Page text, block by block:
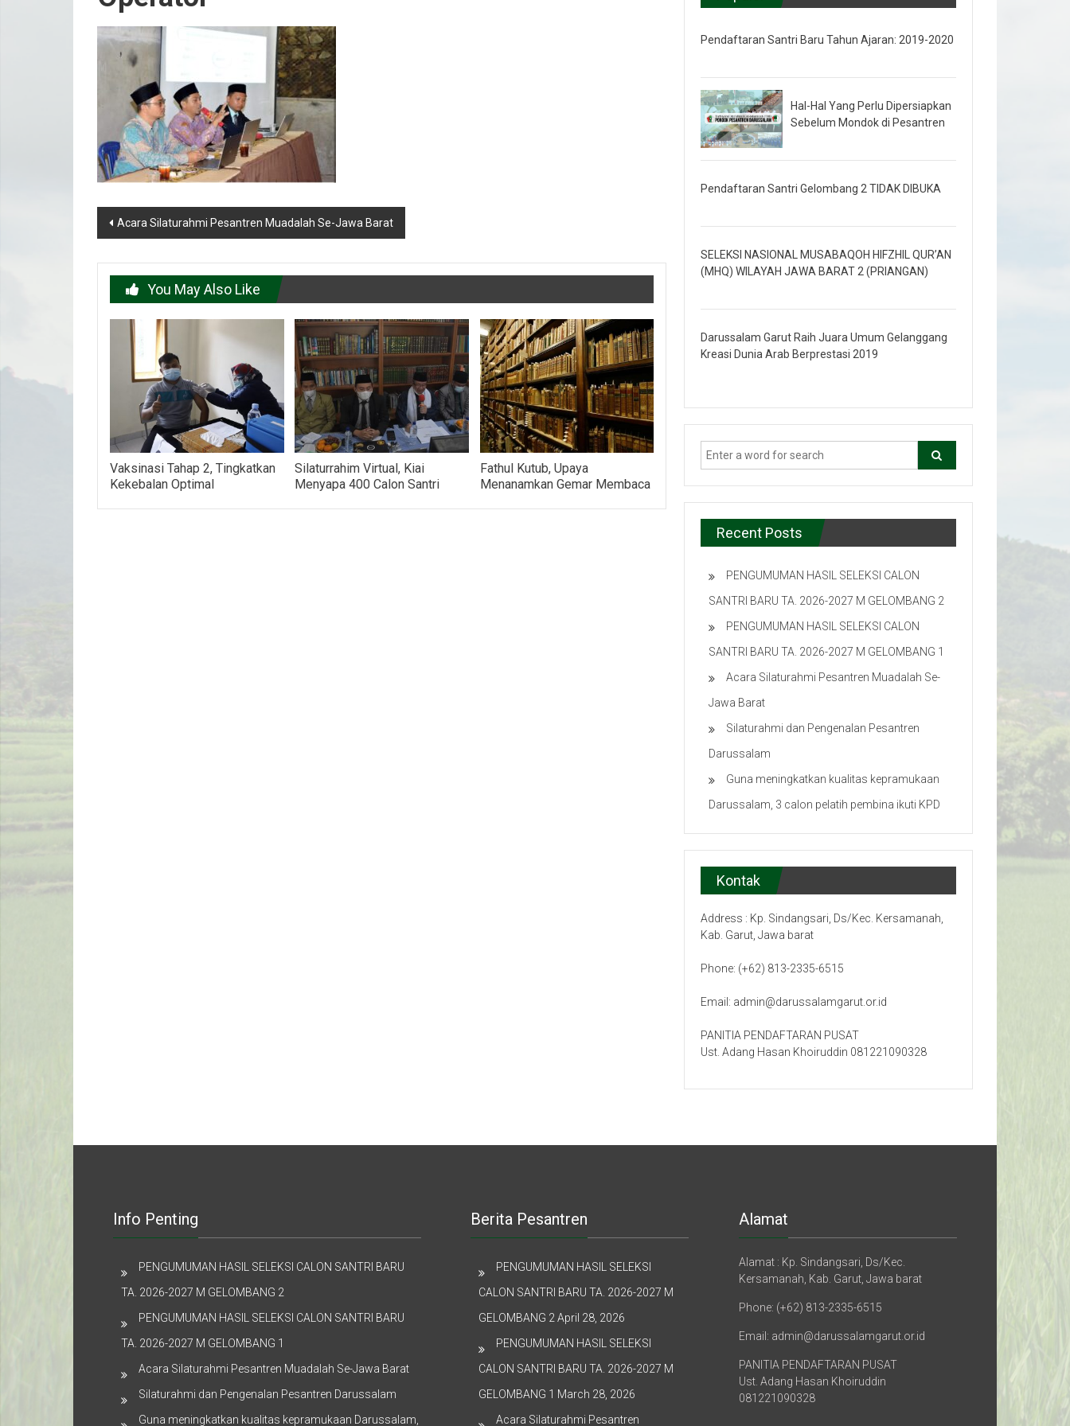
Post
Acara Silaturahmi Pesantren Muadalah Se-Jawa Barat
You May Also Like
Vaksinasi Tahap 2, Tingkatkan
Kekebalan Optimal
Silaturrahim Virtual, Kiai
Menyapa 400 Calon Santri
Fathul Kutub, Upaya
Menanamkan Gemar Membaca
Pendaftaran Santri Baru Tahun Ajaran: 2019-2020
Hal-Hal Yang Perlu Dipersiapkan
Sebelum Mondok di Pesantren
Pendaftaran Santri Gelombang 2 TIDAK DIBUKA
SELEKSI NASIONAL MUSABAQOH HIFZHIL QUR’AN
(MHQ) WILAYAH JAWA BARAT 2 (PRIANGAN)
Darussalam Garut Raih Juara Umum Gelanggang
Kreasi Dunia Arab Berprestasi 2019
Recent Posts
PENGUMUMAN HASIL SELEKSI CALON
SANTRI BARU TA. 2026-2027 M GELOMBANG 2
PENGUMUMAN HASIL SELEKSI CALON
SANTRI BARU TA. 2026-2027 M GELOMBANG 1
Acara Silaturahmi Pesantren Muadalah Se-
Jawa Barat
Silaturahmi dan Pengenalan Pesantren
Darussalam
Guna meningkatkan kualitas kepramukaan
Darussalam, 3 calon pelatih pembina ikuti KPD
Kontak
Address : Kp. Sindangsari, Ds/Kec. Kersamanah,
Kab. Garut, Jawa barat
Phone: (+62) 813-2335-6515
Email: admin@darussalamgarut.or.id
PANITIA PENDAFTARAN PUSAT
Ust. Adang Hasan Khoiruddin 081221090328
Info Penting
PENGUMUMAN HASIL SELEKSI CALON SANTRI BARU
TA. 2026-2027 M GELOMBANG 2
PENGUMUMAN HASIL SELEKSI CALON SANTRI BARU
TA. 2026-2027 M GELOMBANG 1
Acara Silaturahmi Pesantren Muadalah Se-Jawa Barat
Silaturahmi dan Pengenalan Pesantren Darussalam
Guna meningkatkan kualitas kepramukaan Darussalam,
Berita Pesantren
PENGUMUMAN HASIL SELEKSI
CALON SANTRI BARU TA. 2026-2027 M
GELOMBANG 2 April 28, 2026
PENGUMUMAN HASIL SELEKSI
CALON SANTRI BARU TA. 2026-2027 M
GELOMBANG 1 March 28, 2026
Acara Silaturahmi Pesantren
Alamat
Alamat : Kp. Sindangsari, Ds/Kec.
Kersamanah, Kab. Garut, Jawa barat
Phone: (+62) 813-2335-6515
Email: admin@darussalamgarut.or.id
PANITIA PENDAFTARAN PUSAT
Ust. Adang Hasan Khoiruddin
081221090328